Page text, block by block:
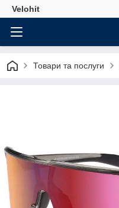
Velohit
Товари та послуги